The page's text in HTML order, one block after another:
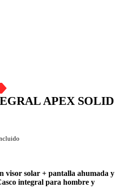
APEX SOLID
visor solar + pantalla ahumada y
integral para hombre y